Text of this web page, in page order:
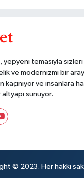
temasıyla sizleri
ve modernizmi bir
ve insanlara
sunuyor.
© 2023. Her hakkı